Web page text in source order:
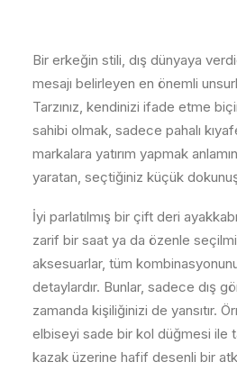
Bir erkeğin stili, dış dünyaya
mesajı belirleyen en önemli
Tarzınız, kendinizi ifade etme
sahibi olmak, sadece pahalı
markalara yatırım yapmak
yaratan, seçtiğiniz küçük
İyi parlatılmış bir çift deri
zarif bir saat ya da özenle
aksesuarlar, tüm
detaylardır. Bunlar, sadece dış
zamanda kişiliğinizi de yansıtır.
elbiseyi sade bir kol düğmesi ile
kazak üzerine hafif desenli bir